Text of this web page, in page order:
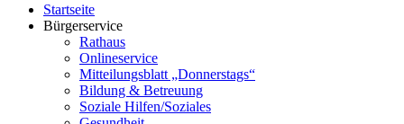
Startseite
Bürgerservice
Rathaus
Onlineservice
Mitteilungsblatt „Donnerstags“
Bildung & Betreuung
Soziale Hilfen/Soziales